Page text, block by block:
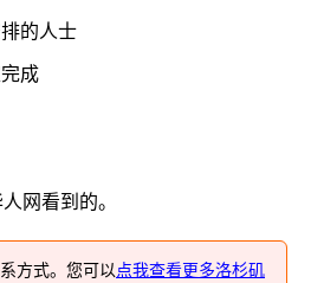
的人士
成
网看到的。
方式。您可以 点我查看更多洛杉矶